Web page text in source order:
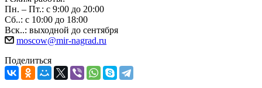
Пн. – Пт.: с 9:00 до 20:00
Сб..: с 10:00 до 18:00
Вск..: выходной до сентября
moscow@mir-nagrad.ru
Поделиться